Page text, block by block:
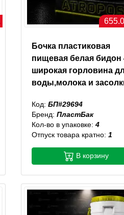
Бочка пластиковая
пищевая белая бидон
широкая горловина
воды,молока и
Код:БП#29694
Бренд:ПластБак
Кол-во в упаковке:4
Отпуск товара кратно:1
В корзину